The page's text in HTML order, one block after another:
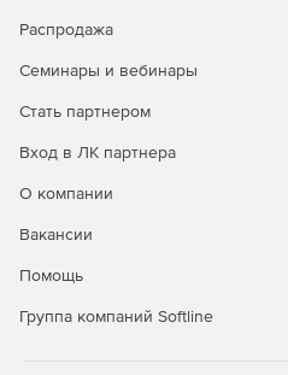
Распродажа
Семинары и вебинары
Стать партнером
Вход в ЛК партнера
О компании
Вакансии
Помощь
Группа компаний Softline